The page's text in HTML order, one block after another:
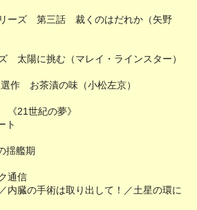
ーズ 第三話 裁くのはだれか（矢野
太陽に挑む（マレイ・ラインスター）
作 お茶漬の味（小松左京）
21世紀の夢》
ト
艦期
通信
内臓の手術は取り出して！／土星の環に